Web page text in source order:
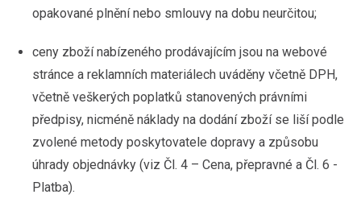
opakované plnění nebo smlouvy na dobu neurčitou;
ceny zboží nabízeného prodávajícím jsou na webové
stránce a reklamních materiálech uváděny včetně DPH,
včetně veškerých poplatků stanovených právními
předpisy, nicméně náklady na dodání zboží se liší podle
zvolené metody poskytovatele dopravy a způsobu
úhrady objednávky (viz Čl. 4 – Cena, přepravné a Čl. 6 -
Platba).